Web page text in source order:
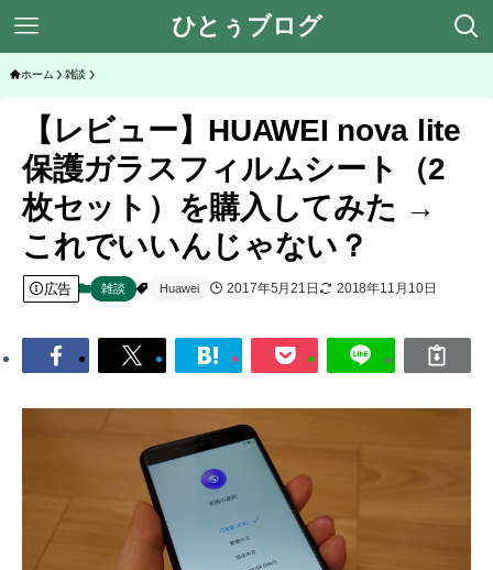
ひとぅブログ
ホーム 雑談
【レビュー】HUAWEI nova lite
保護ガラスフィルムシート（2
枚セット）を購入してみた →
これでいいんじゃない？
広告 雑談 Huawei 2017年5月21日 2018年11月10日